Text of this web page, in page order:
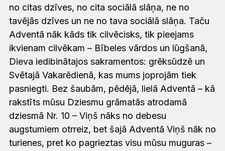
no citas dzīves, no cita sociālā slāņa, ne no
tavējās dzīves un ne no tava sociālā slāņa. Taču
Adventā nāk kāds tik cilvēcisks, tik pieejams
ikvienam cilvēkam – Bībeles vārdos un lūgšanā,
Dieva iedibinātajos sakramentos: grēksūdzē un
Svētajā Vakarēdienā, kas mums joprojām tiek
pasniegti. Bez šaubām, pēdējā, lielā Adventā – kā
rakstīts mūsu Dziesmu grāmatās atrodamā
dziesmā Nr. 10 – Viņš nāks no debesu
augstumiem otrreiz, bet šajā Adventā Viņš nāk no
turienes, pret ko pagrieztas visu mūsu muguras –